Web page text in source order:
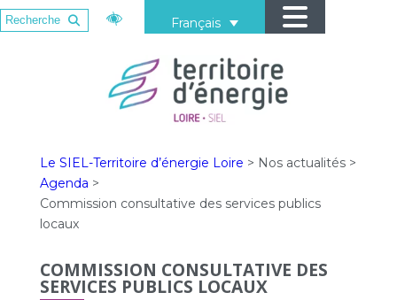
Français
Le SIEL-Territoire d’énergie Loire > Nos actualités>
Agenda >
Commission consultative des services publics
locaux
COMMISSION CONSULTATIVE DES
SERVICES PUBLICS LOCAUX